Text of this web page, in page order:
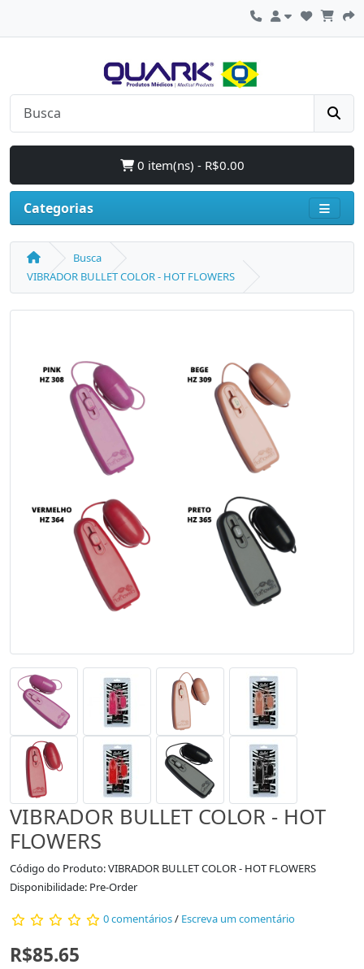
0 item(ns) - R$0.00
Categorias
Busca
VIBRADOR BULLET COLOR - HOT FLOWERS
VIBRADOR BULLET COLOR - HOT
FLOWERS
Código do Produto: VIBRADOR BULLET COLOR - HOT FLOWERS
Disponibilidade: Pre-Order
0 comentários/ Escreva um comentário
R$85.65